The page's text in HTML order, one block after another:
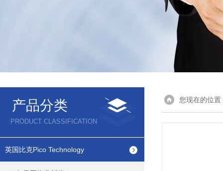
产品分类
PRODUCT CLASSIFICATION
英国比克Pico Technology
您现在的位置